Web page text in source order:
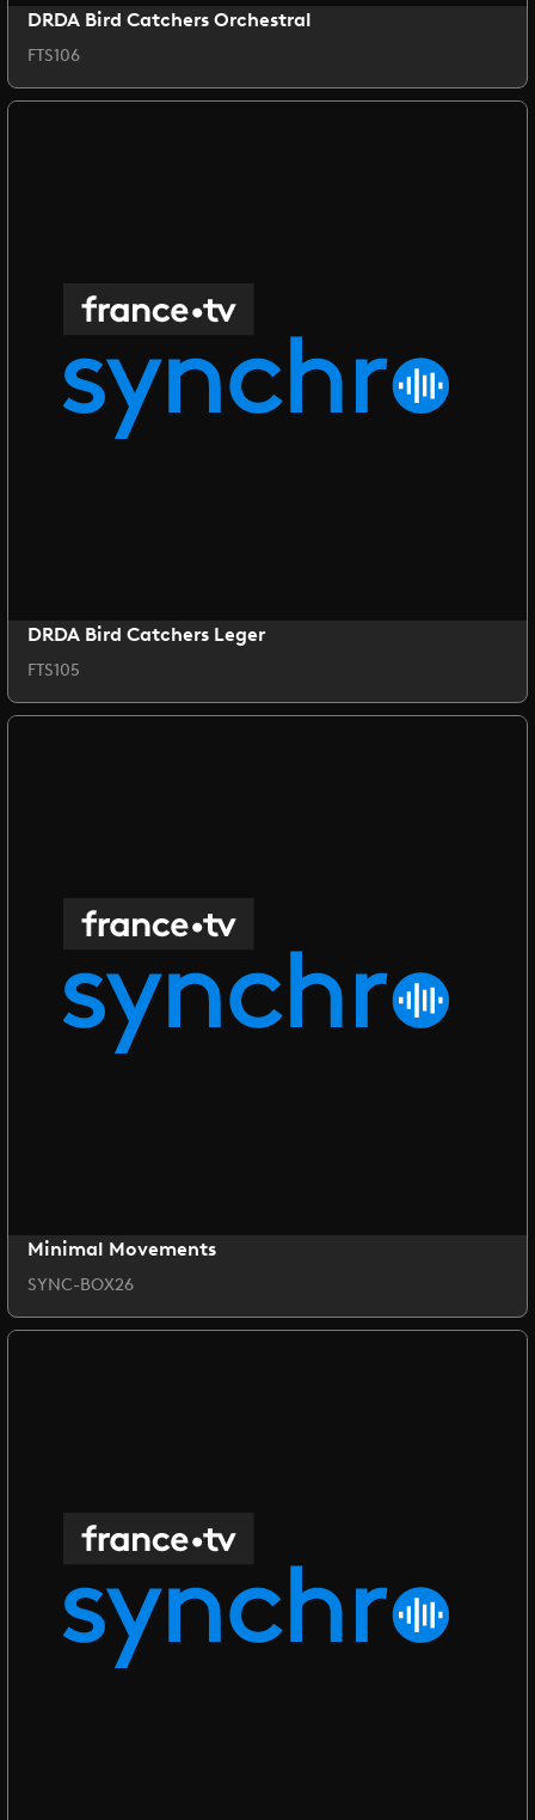
DRDA Bird Catchers Orchestral
FTS106
DRDA Bird Catchers Leger
FTS105
Minimal Movements
SYNC-BOX26